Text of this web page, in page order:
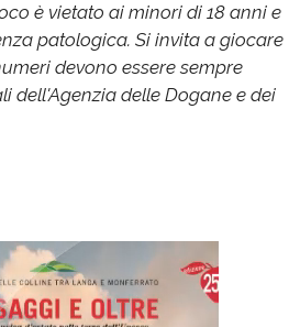
è vietato ai minori di 18 anni e
patologica. Si invita a giocare
devono essere sempre
dell'Agenzia delle Dogane e dei